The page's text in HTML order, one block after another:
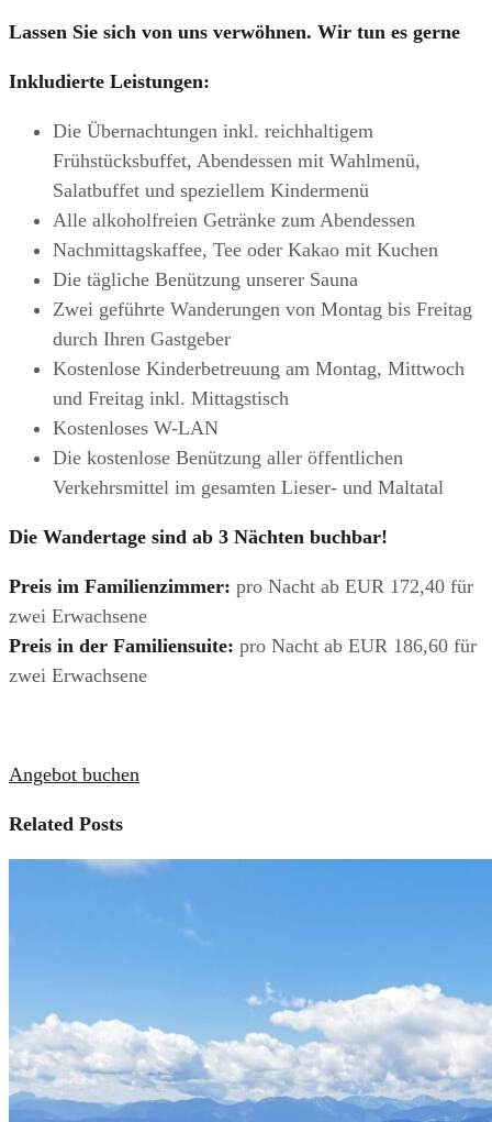
Lassen Sie sich von uns verwöhnen. Wir tun es gerne
Inkludierte Leistungen:
Die Übernachtungen inkl. reichhaltigem
Frühstücksbuffet, Abendessen mit Wahlmenü,
Salatbuffet und speziellem Kindermenü
Alle alkoholfreien Getränke zum Abendessen
Nachmittagskaffee, Tee oder Kakao mit Kuchen
Die tägliche Benützung unserer Sauna
Zwei geführte Wanderungen von Montag bis Freitag
durch Ihren Gastgeber
Kostenlose Kinderbetreuung am Montag, Mittwoch
und Freitag inkl. Mittagstisch
Kostenloses W-LAN
Die kostenlose Benützung aller öffentlichen
Verkehrsmittel im gesamten Lieser- und Maltatal
Die Wandertage sind ab 3 Nächten buchbar!
Preis im Familienzimmer: pro Nacht ab EUR 172,40 für
zwei Erwachsene
Preis in der Familiensuite: pro Nacht ab EUR 186,60 für
zwei Erwachsene
Angebot buchen
Related Posts